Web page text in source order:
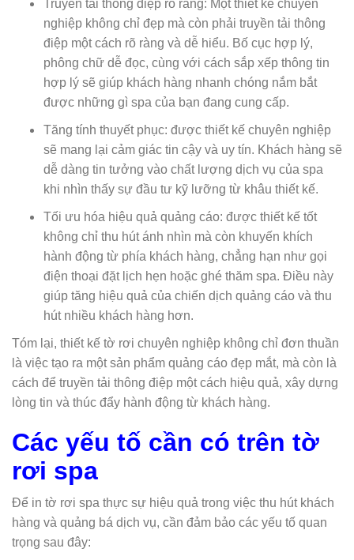
Truyền tải thông điệp rõ ràng: Một thiết kế chuyên
nghiệp không chỉ đẹp mà còn phải truyền tải thông
điệp một cách rõ ràng và dễ hiểu. Bố cục hợp lý,
phông chữ dễ đọc, cùng với cách sắp xếp thông tin
hợp lý sẽ giúp khách hàng nhanh chóng nắm bắt
được những gì spa của bạn đang cung cấp.
Tăng tính thuyết phục: được thiết kế chuyên nghiệp
sẽ mang lại cảm giác tin cậy và uy tín. Khách hàng sẽ
dễ dàng tin tưởng vào chất lượng dịch vụ của spa
khi nhìn thấy sự đầu tư kỹ lưỡng từ khâu thiết kế.
Tối ưu hóa hiệu quả quảng cáo: được thiết kế tốt
không chỉ thu hút ánh nhìn mà còn khuyến khích
hành động từ phía khách hàng, chẳng hạn như gọi
điện thoại đặt lịch hẹn hoặc ghé thăm spa. Điều này
giúp tăng hiệu quả của chiến dịch quảng cáo và thu
hút nhiều khách hàng hơn.
Tóm lại, thiết kế tờ rơi chuyên nghiệp không chỉ đơn thuần
là việc tạo ra một sản phẩm quảng cáo đẹp mắt, mà còn là
cách để truyền tải thông điệp một cách hiệu quả, xây dựng
lòng tin và thúc đẩy hành động từ khách hàng.
Các yếu tố cần có trên tờ
rơi spa
Để in tờ rơi spa thực sự hiệu quả trong việc thu hút khách
hàng và quảng bá dịch vụ, cần đảm bảo các yếu tố quan
trọng sau đây: